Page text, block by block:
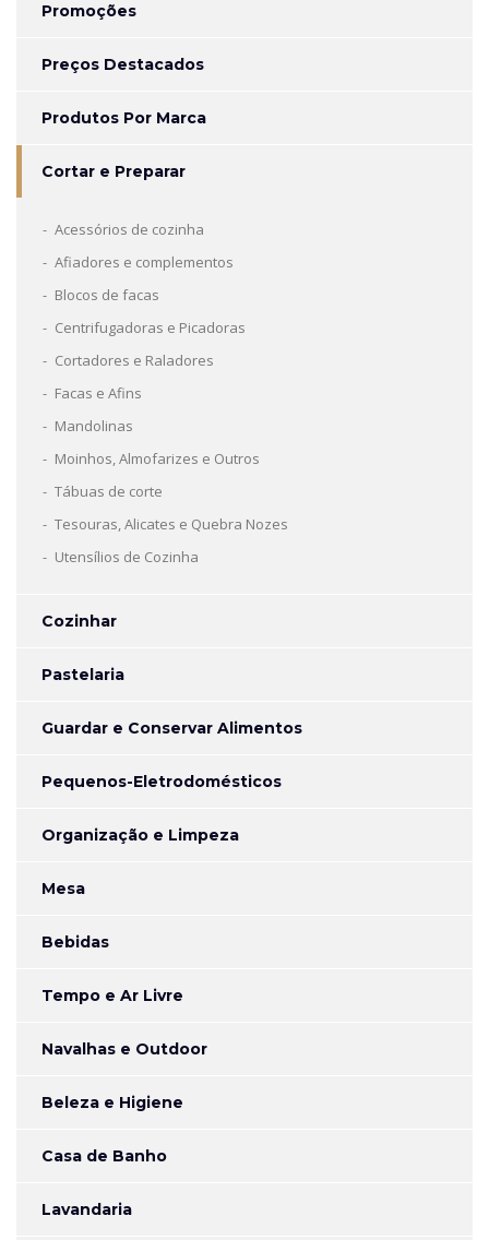
Promoções
Preços Destacados
Produtos Por Marca
Cortar e Preparar
Acessórios de cozinha
Afiadores e complementos
Blocos de facas
Centrifugadoras e Picadoras
Cortadores e Raladores
Facas e Afins
Mandolinas
Moinhos, Almofarizes e Outros
Tábuas de corte
Tesouras, Alicates e Quebra Nozes
Utensílios de Cozinha
Cozinhar
Pastelaria
Guardar e Conservar Alimentos
Pequenos-Eletrodomésticos
Organização e Limpeza
Mesa
Bebidas
Tempo e Ar Livre
Navalhas e Outdoor
Beleza e Higiene
Casa de Banho
Lavandaria